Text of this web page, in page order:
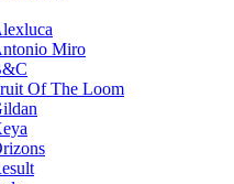
Miro
Of The Loom